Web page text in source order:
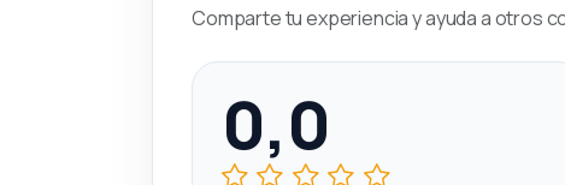
Comparte tu experiencia y ayuda a otros
0,0